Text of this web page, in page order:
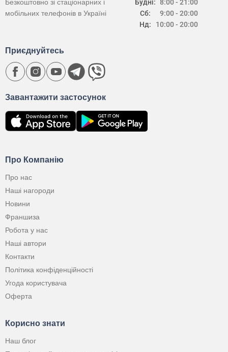
Будні:
Сб:
Нд:
8:00 - 21:00
9:00 - 20:00
10:00 - 20:00
Безкоштовно зі стаціонарних і
мобільних телефонів в Україні
Про Компанію
Про нас
Наші нагороди
Новини
Франшиза
Робота у нас
Наші автори
Контакти
Політика конфіденційності
Угода користувача
Оферта
Корисно знати
Наш блог
Завантажити застосунок
Приєднуйтесь